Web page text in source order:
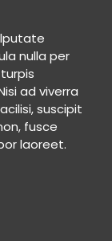
nulla per
ad viverra
suscipit
fusce
laoreet.